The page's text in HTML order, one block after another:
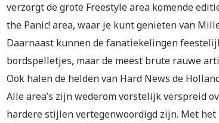
verzorgt de grote Freestyle area komende
the Panic! area, waar je kunt genieten van
Daarnaast kunnen de fanatiekelingen
bordspelletjes, maar de meest brute rauwe
Ook halen de helden van Hard News de
Alle area’s zijn wederom vorstelijk verspreid
hardere stijlen vertegenwoordigd zijn. Met